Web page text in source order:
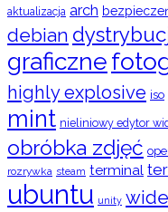
aktualizacja arch
debian
graficzne
highly explosive iso
mint nieliniowy edytor
obróbka zdjęć
rozrywka steam terminal
ubuntu unity